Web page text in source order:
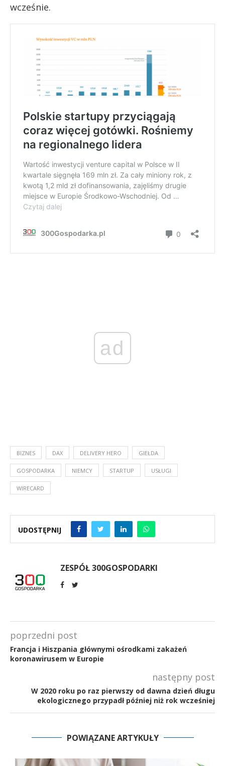
wcześnie.
ad
BIZNES DAX DELIVERY HERO GIEŁDA
GOSPODARKA NIEMCY STARTUP USŁUGI
WIRECARD
UDOSTĘPNIJ
ZESPÓŁ 300GOSPODARKI
poprzedni post
Francja i Hiszpania głównymi ośrodkami zakażeń
koronawirusem w Europie
następny post
W 2020 roku po raz pierwszy od dawna dzień długu
ekologicznego przypadł później niż rok wcześniej
POWIĄZANE ARTYKUŁY